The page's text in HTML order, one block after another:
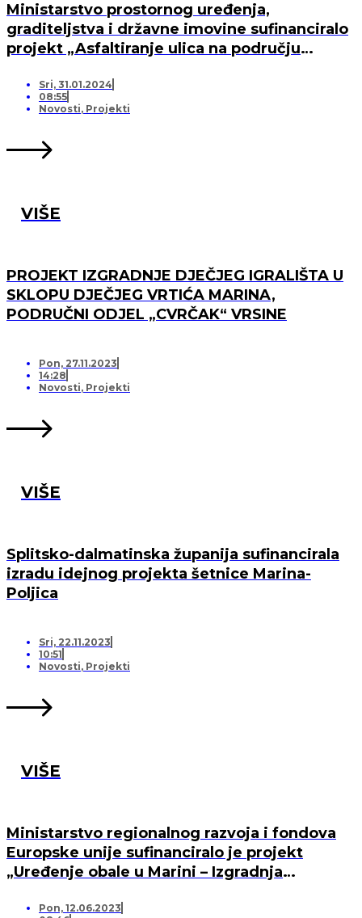
Ministarstvo prostornog uređenja,
graditeljstva i državne imovine sufinanciralo
projekt „Asfaltiranje ulica na području
Sri, 31.01.2024
08:55
Novosti, Projekti
VIŠE
PROJEKT IZGRADNJE DJEČJEG IGRALIŠTA U
SKLOPU DJEČJEG VRTIĆA MARINA,
PODRUČNI ODJEL „CVRČAK“ VRSINE
Pon, 27.11.2023
14:28
Novosti, Projekti
VIŠE
Splitsko-dalmatinska županija sufinancirala
izradu idejnog projekta šetnice Marina-
Poljica
Sri, 22.11.2023
10:51
Novosti, Projekti
VIŠE
Ministarstvo regionalnog razvoja i fondova
Europske unije sufinanciralo je projekt
„Uređenje obale u Marini – Izgradnja
Pon, 12.06.2023